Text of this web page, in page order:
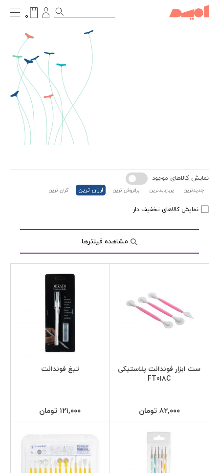
۰
جدیدترین پربازدیدترین پرفروش ترین ارزان ترین گران ترین
نمایش کالاهای تخفیف دار
نمایش کالاهای موجود
مشاهده فیلترها
ست ابزار فوندانت پلاستیکی
FT018C
۸۲,۰۰۰ تومان
تیغ فوندانت
۱۲۱,۰۰۰ تومان